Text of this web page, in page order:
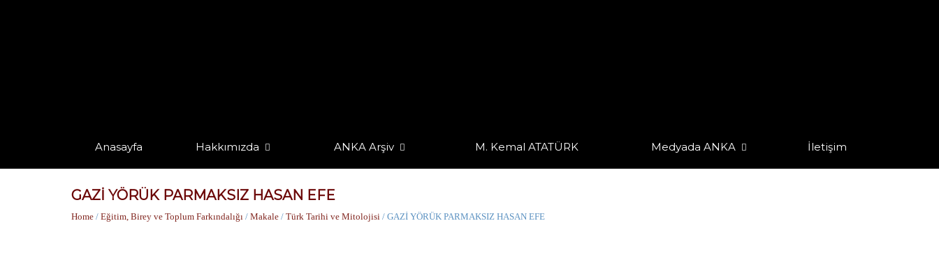
Anasayfa Hakkımızda ANKA Arşiv M. Kemal ATATÜRK Medyada ANKA İletişim
GAZİ YÖRÜK PARMAKSIZ HASAN EFE
Home / Eğitim, Birey ve Toplum Farkındalığı / Makale / Türk Tarihi ve Mitolojisi / GAZİ YÖRÜK PARMAKSIZ HASAN EFE